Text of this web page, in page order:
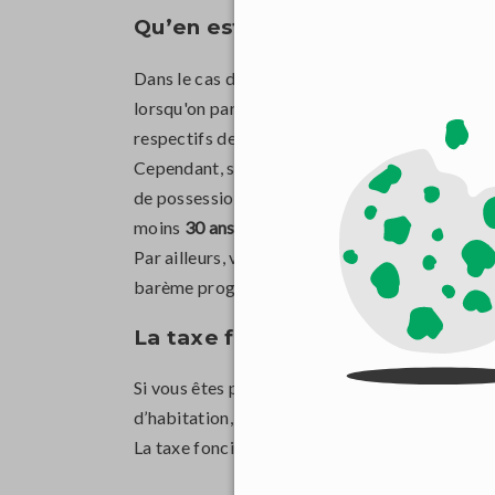
Qu’en est-il de la plus-value ?
Dans le cas de la vente de votre résidence
lorsqu'on parle de la vente d’une résidence
respectifs de 19% et 17,2%.
Cependant, si le bien vendu est possédé
de possession. Pour que la plus-value soit
moins 30 ans
Par ailleurs, vous pouvez également être
barème progressif.
La taxe foncière
Si vous êtes propriétaire d’une résidence
d’habitation, aux sols des bâtiments, aux
La taxe foncière se calcule en associant,